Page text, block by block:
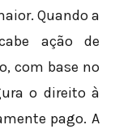
Quando a
ação de
com base no
o direito à
pago. A